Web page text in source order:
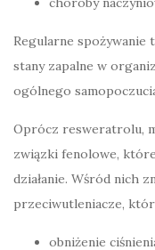
Regularne spożywanie
stany zapalne w
ogólnego
Oprócz resweratrolu,
związki fenolowe,
działanie. Wśród nich
przeciwutleniacze,
obniżenie